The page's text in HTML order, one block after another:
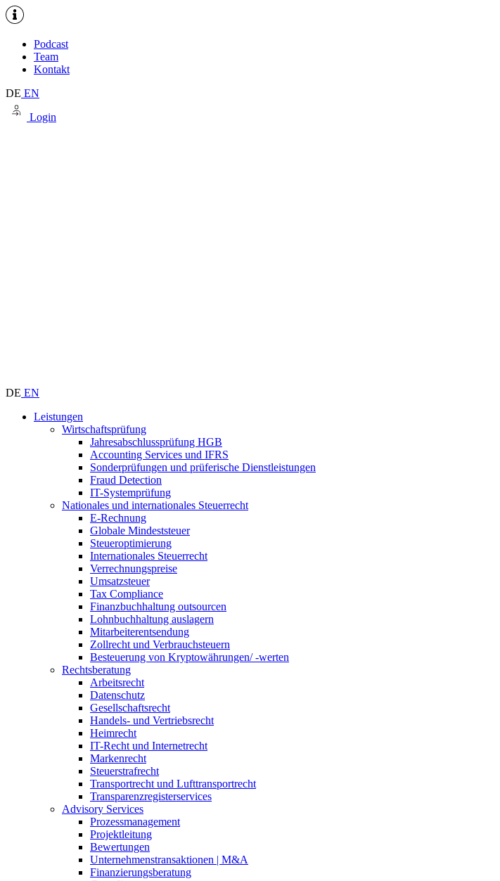
Podcast
Team
Kontakt
DE EN
Login
DE EN
Leistungen
Wirtschaftsprüfung
Jahresabschlussprüfung HGB
Accounting Services und IFRS
Sonderprüfungen und prüferische Dienstleistungen
Fraud Detection
IT-Systemprüfung
Nationales und internationales Steuerrecht
E-Rechnung
Globale Mindeststeuer
Steueroptimierung
Internationales Steuerrecht
Verrechnungspreise
Umsatzsteuer
Tax Compliance
Finanzbuchhaltung outsourcen
Lohnbuchhaltung auslagern
Mitarbeiterentsendung
Zollrecht und Verbrauchsteuern
Besteuerung von Kryptowährungen/ -werten
Rechtsberatung
Arbeitsrecht
Datenschutz
Gesellschaftsrecht
Handels- und Vertriebsrecht
Heimrecht
IT-Recht und Internetrecht
Markenrecht
Steuerstrafrecht
Transportrecht und Lufttransportrecht
Transparenzregisterservices
Advisory Services
Prozessmanagement
Projektleitung
Bewertungen
Unternehmenstransaktionen | M&A
Finanzierungsberatung